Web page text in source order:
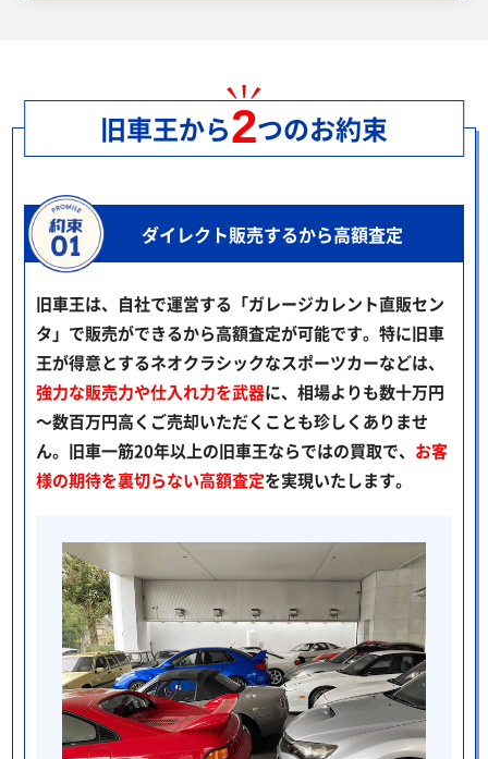
旧車王から2つのお約束
ダイレクト販売するから高額査定
旧車王は、自社で運営する「ガレージカレント直販セン
タ」で販売ができるから高額査定が可能です。特に旧車
王が得意とするネオクラシックなスポーツカーなどは、
強力な販売力や仕入れ力を武器に、相場よりも数十万円
～数百万円高くご売却いただくことも珍しくありませ
ん。旧車一筋20年以上の旧車王ならではの買取で、 お客
様の期待を裏切らない高額査定を実現いたします。